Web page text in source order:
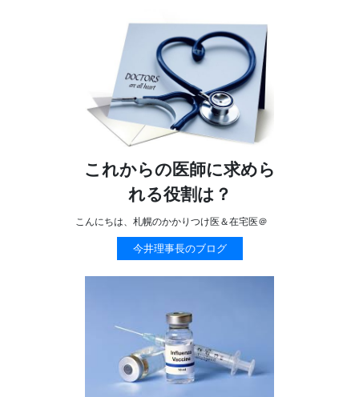
これからの医師に求めら
れる役割は？
こんにちは、札幌のかかりつけ医＆在宅医＠
今井理事長のブログ